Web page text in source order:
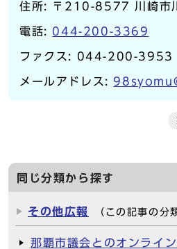
住所: 〒210-8577 川崎市
電話: 044-200-3369
ファクス: 044-200-3953
メールアドレス:
同じ分類から探す
その他広報 （この記事の分
那覇市議会とのオンライ